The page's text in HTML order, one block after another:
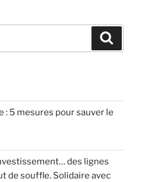
: 5 mesures pour sauver le
des lignes
de souffle. Solidaire avec